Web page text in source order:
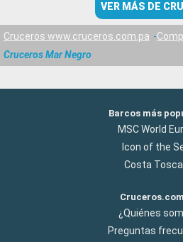
VER MÁS DE
Cruceros www.cruceros.com.pa
Cruceros Mar Negro
Barcos más
MSC World
Icon of the
Costa
¿Quiénes
Preguntas